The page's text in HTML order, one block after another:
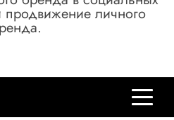
продвижение личного